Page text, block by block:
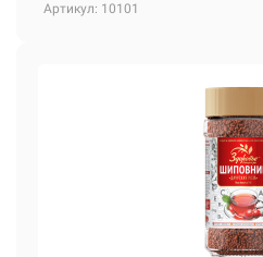
Артикул: 10101